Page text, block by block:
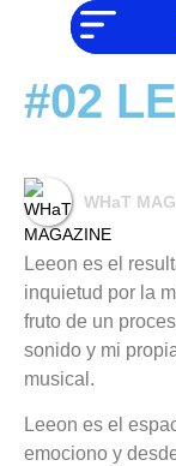
#02
WHaT
Leeon es el
inquietud por la
fruto de un
sonido y mi
musical.
Leeon es el
emociono y